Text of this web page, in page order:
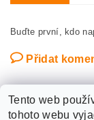
Buďte první, kdo
Přidat
Tento web
tohoto webu